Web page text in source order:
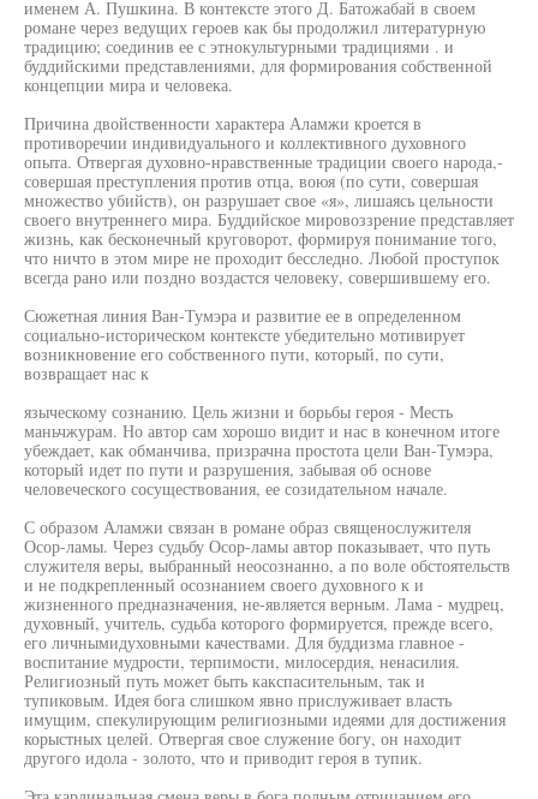
именем А. Пушкина. В контексте этого Д. Батожабай в своем
романе через ведущих героев как бы продолжил литературную
традицию; соединив ее с этнокультурными традициями . и
буддийскими представлениями, для формирования собственной
концепции мира и человека.
Причина двойственности характера Аламжи кроется в
противоречии индивидуального и коллективного духовного
опыта. Отвергая духовно-нравственные традиции своего народа,-
совершая преступления против отца, воюя (по сути, совершая
множество убийств), он разрушает свое «я», лишаясь цельности
своего внутреннего мира. Буддийское мировоззрение представляет
жизнь, как бесконечный круговорот, формируя понимание того,
что ничто в этом мире не проходит бесследно. Любой проступок
всегда рано или поздно воздастся человеку, совершившему его.
Сюжетная линия Ван-Тумэра и развитие ее в определенном
социально-историческом контексте убедительно мотивирует
возникновение его собственного пути, который, по сути,
возвращает нас к
языческому сознанию. Цель жизни и борьбы героя - Месть
маньчжурам. Но автор сам хорошо видит и нас в конечном итоге
убеждает, как обманчива, призрачна простота цели Ван-Тумэра,
который идет по пути и разрушения, забывая об основе
человеческого сосуществования, ее созидательном начале.
С образом Аламжи связан в романе образ священослужителя
Осор-ламы. Через судьбу Осор-ламы автор показывает, что путь
служителя веры, выбранный неосознанно, а по воле обстоятельств
и не подкрепленный осознанием своего духовного к и
жизненного предназначения, не-является верным. Лама - мудрец,
духовный, учитель, судьба которого формируется, прежде всего,
его личнымидуховными качествами. Для буддизма главное -
воспитание мудрости, терпимости, милосердия, ненасилия.
Религиозный путь может быть какспасительным, так и
тупиковым. Идея бога слишком явно прислуживает власть
имущим, спекулирующим религиозными идеями для достижения
корыстных целей. Отвергая свое служение богу, он находит
другого идола - золото, что и приводит героя в тупик.